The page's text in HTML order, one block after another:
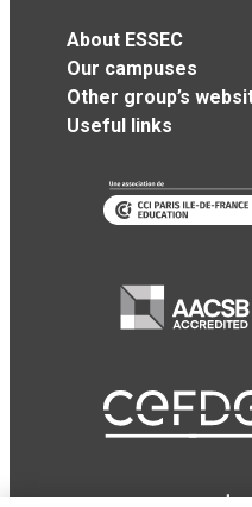
About ESSEC
Our campuses
Other group’s
Useful links